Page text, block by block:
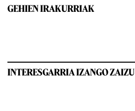
GEHIEN IRAKURRIAK
INTERESGARRIA IZANGO ZAIZU